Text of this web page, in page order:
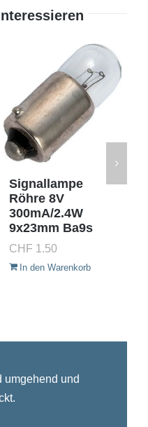
Signallampe
Röhre 8V
300mA/2.4W
9x23mm Ba9s
CHF 1.50
In den Warenkorb
umgehend und